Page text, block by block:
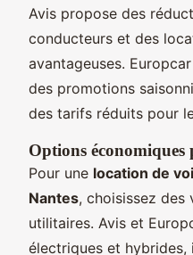
Avis propose des
conducteurs et des
avantageuses.
des promotions
des tarifs réduits pour
Options économiques
Pour une location de
Nantes, choisissez des
utilitaires. Avis et
électriques et hybrides,